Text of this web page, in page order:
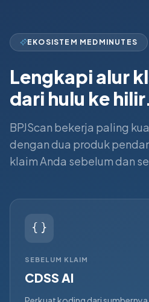
EKOSISTEM MEDMINUTES
Lengkapi alur
dari hulu ke
BPJScan bekerja paling
dengan dua produk
klaim Anda sebelum dan
SEBELUM KLAIM
CDSS AI